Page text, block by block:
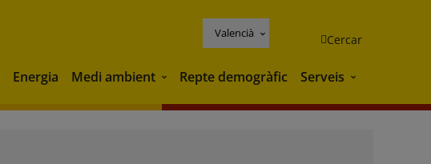
Valencià Cercar
Energia Medi ambient Medi ambient
Repte demogràfic Serveis Serveis